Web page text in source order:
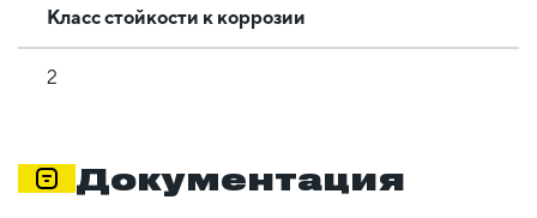
Класс стойкости к коррозии
2
Документация